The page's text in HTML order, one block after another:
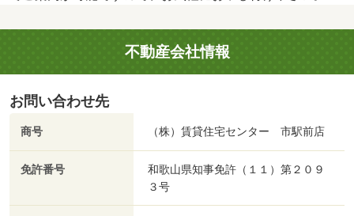
不動産会社情報
お問い合わせ先
商号 （株）賃貸住宅センター 市駅前店
免許番号
和歌山県知事免許（１１）第２０９
３号